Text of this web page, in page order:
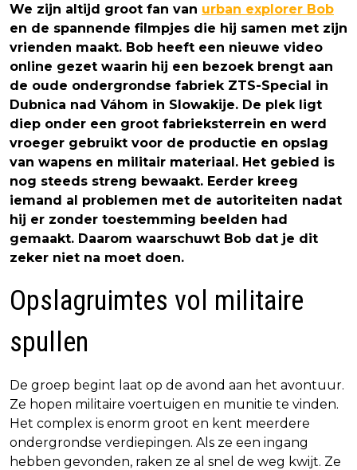
We zijn altijd groot fan van urban explorer Bob
en de spannende filmpjes die hij samen met zijn
vrienden maakt. Bob heeft een nieuwe video
online gezet waarin hij een bezoek brengt aan
de oude ondergrondse fabriek ZTS-Special in
Dubnica nad Váhom in Slowakije. De plek ligt
diep onder een groot fabrieksterrein en werd
vroeger gebruikt voor de productie en opslag
van wapens en militair materiaal. Het gebied is
nog steeds streng bewaakt. Eerder kreeg
iemand al problemen met de autoriteiten nadat
hij er zonder toestemming beelden had
gemaakt. Daarom waarschuwt Bob dat je dit
zeker niet na moet doen.
Opslagruimtes vol militaire
spullen
De groep begint laat op de avond aan het avontuur.
Ze hopen militaire voertuigen en munitie te vinden.
Het complex is enorm groot en kent meerdere
ondergrondse verdiepingen. Als ze een ingang
hebben gevonden, raken ze al snel de weg kwijt. Ze